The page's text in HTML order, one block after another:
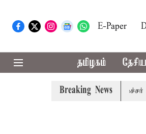
E-Paper
தமிழகம்
Breaking News
முன்னாள் அமைச்சர்